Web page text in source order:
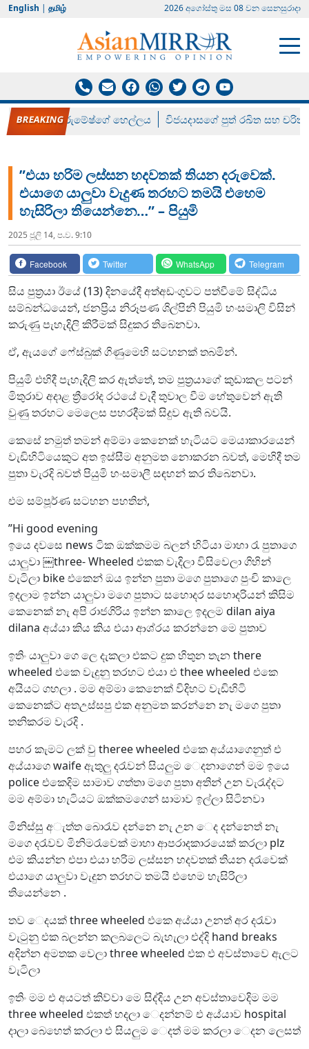
English | தமிழ் 2026 අගෝස්‍තු මස 08 වන සෙනසුරාදා
රන් ගෙනා රුමේෂ්ගේ හෙල්ලය විජයදාසගේ පුත් රඛිත සහ චරිත්
”එයා හරිම ලස්සන හදවතක් තියන දරුවෙක්.
එයාගෙ යාලුවා වැදුණ තරහට තමයි එහෙම
හැසිරිලා තියෙන්නෙ…” – පියුමි
2025 ජූලි 14, ප.ව. 9:10
Facebook Twitter WhatsApp Telegram
සිය පුත්‍රයා ඊයේ (13) දිනයේදී අත්අඩංගුවට පත්වීමේ සිද්ධිය
සම්බන්ධයෙන්, ජනප්‍රිය නිරූපණ ශිල්පිනි පියුමි හංසමාලි විසින්
කරුණු පැහැදිලි කිරීමක් සිදුකර තිබෙනවා.
ඒ, ඇයගේ ෆේස්බුක් ගිණුමෙහි සටහනක් තබමින්.
පියුමි එහිදී පැහැදිලි කර ඇත්තේ, තම පුත්‍රයාගේ කුඩාකල පටන්
මිතුරාව අදාළ ත්‍රීරෝද රථයේ වැදී තුවාල වීම හේතුවෙන් ඇති
වුණු තරහට මෙලෙස පහරදීමක් සිදුව ඇති බවයි.
කෙසේ නමුත් තමන් අම්මා කෙනෙක් හැටියට මෙයාකාරයෙන්
වැඩිහිටියෙකුට අත ඉස්සීම අනුමත නොකරන බවත්, මෙහිදී තම
පුතා වැරදි බවත් පියුමි හංසමාලී සඳහන් කර තිබෙනවා.
එම සම්පූර්ණ සටහන පහතින්,
”Hi good evening
ඉයෙ දවසෙ news ටික ඔක්කමම බලන් හිටියා මාහා රැ පුතාගෙ
යාලුවා ￼three- Wheeled එකක වැදිලා විසිවෙලා ගිහින්
වැටිලා bike එකෙන් ඔය ඉන්න පුතා මගෙ පුතාගෙ පුංචි කාලෙ
ඉදලාම ඉන්න යාලුවා මගෙ පුතාට සහොදර සහොදරියන් කිසිම
කෙනෙක් නැ අපි රාජගිරිය ඉන්න කාලෙ ඉදලම dilan aiya
dilana අය්යා කිය කිය එයා ආශ්රය කරන්නෙ මෙ පුතාව
ඉතිං යාලුවා ගෙ ලෙ දැකලා එකට දුක හිතුන තැන there
wheeled එකෙ වැදුනු තරහට එයා එ thee wheeled එකෙ
අයියට ගහලා . මම අම්මා කෙනෙක් විදිහට වැඩිහිටි
කෙනෙක්ට අතඋස්සපු එක අනුමත කරන්නෙ නැ මගෙ පුතා
තනිකරම වැරදි .
පහර කැමට ලක් වු theree wheeled එකෙ අය්යාගෙනුත් එ
අය්යාගෙ waife ඇතුලු දරැවන් සියලුම ෙදනාගෙන් මම ඉයෙ
police එකෙදිම සාමාව ගත්තා මගෙ පුතා අතින් උන වැරැද්දට
මම අම්මා හැටියට ඔක්කමගෙන් සාමාව ඉල්ලා සිටිනවා
මිනිස්සු අැත්ත බොරැව දන්නෙ නැ උන ෙද දන්නෙත් නැ
මගෙ දරැවව මිනිමරැවෙක් මාහා ආපරාදකාරයෙක් කරලා plz
එම කියන්න එපා එයා හරිම ලස්සන හදවතක් තියන දරැවෙක්
එයාගෙ යාලුවා වැදුන තරහට තමයි එහෙම හැසිරිලා
තියෙන්නෙ .
තව ෙදයක් three wheeled එකෙ අය්යා උනත් අර දරැවා
වැටුනු එක බලන්න කලබලෙට බැහැලා එද්දි hand breaks
අදින්න අමතක වෙලා three wheeled එක එ අවස්තාවෙ ඇලට
වැටිලා
ඉතිං මම එ අයටත් කිව්වා මෙ සිද්දිය උන අවස්තාවෙදිම මම
three wheeled එකත් හදලා ෙදන්නම් එ අය්යාව hospital
දාලා බෙහෙත් කරලා එ සියලුම ෙදත් මම කරලා ෙදන ලෙසත්